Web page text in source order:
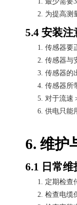
2. 为提高测
5.4 安装注
1. 传感器要
2. 传感器与
3. 传感器的
4. 传感器所
5. 对于流速
6. 供电只能
6. 维护
6.1 日常维
1. 定期检查
2. 检查电缆